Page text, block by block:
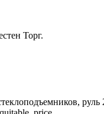
Торг.